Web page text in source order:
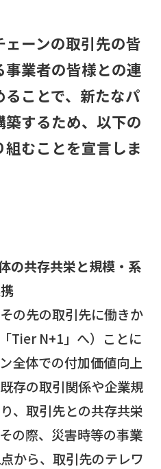
ーンの取引先の皆
業者の皆様との連
ことで、新たなパ
するため、以下の
むことを宣言しま
の共存共栄と規模・系
の先の取引先に働きか
Tier N+1」へ）ことに
全体での付加価値向上
存の取引関係や企業規
、取引先との共存共栄
の際、災害時等の事業
から、取引先のテレワ